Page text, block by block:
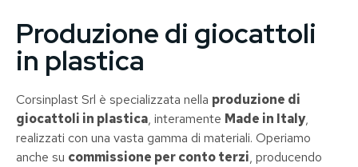
Produzione di giocattoli
in plastica
Corsinplast Srl è specializzata nella produzione di
giocattoli in plastica, interamente Made in Italy,
realizzati con una vasta gamma di materiali. Operiamo
anche su commissione per conto terzi, producendo